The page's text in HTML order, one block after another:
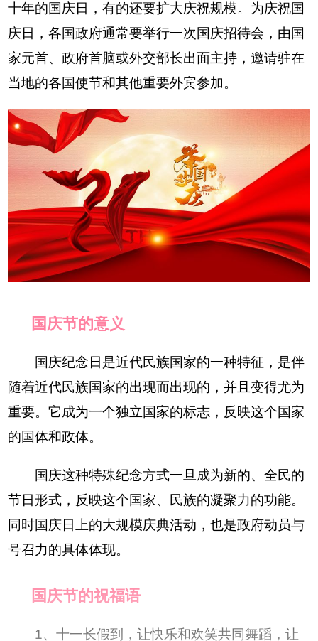
十年的国庆日，有的还要扩大庆祝规模。为庆祝国
庆日，各国政府通常要举行一次国庆招待会，由国
家元首、政府首脑或外交部长出面主持，邀请驻在
当地的各国使节和其他重要外宾参加。
国庆节的意义
国庆纪念日是近代民族国家的一种特征，是伴
随着近代民族国家的出现而出现的，并且变得尤为
重要。它成为一个独立国家的标志，反映这个国家
的国体和政体。
国庆这种特殊纪念方式一旦成为新的、全民的
节日形式，反映这个国家、民族的凝聚力的功能。
同时国庆日上的大规模庆典活动，也是政府动员与
号召力的具体体现。
国庆节的祝福语
1、十一长假到，让快乐和欢笑共同舞蹈，让